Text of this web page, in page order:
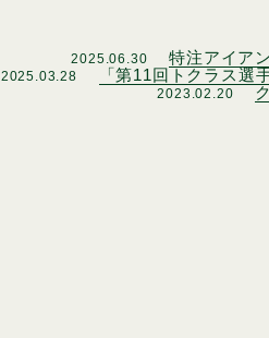
2025.06.30 特注アイア
2025.03.28 「第11回トクラス選
2023.02.20